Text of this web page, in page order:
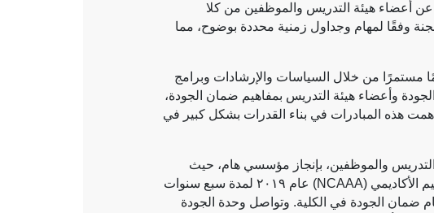
عن أعضاء هيئة التدريس والموظفين من كلا
وفقًا لمهام وجداول زمنية محددة بوضوح، مما
مستمرًا من خلال السياسات والإرشادات وبرامج
وأعضاء هيئة التدريس بمفاهيم ضمان الجودة،
هذه المبادرات في بناء القدرات بشكل كبير في
التدريس والموظفين، بإنجاز مؤسسي هام، حيث
الأكاديمي (NCAAA
) عام ٢٠١٩ لمدة سبع سنوات
ضمان الجودة في الكلية. وتواصل وحدة الجودة